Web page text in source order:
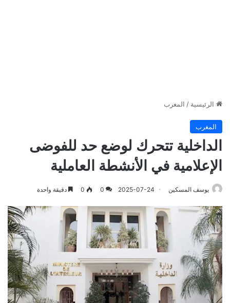
الرئيسية / المغرب
المغرب
الداخلية تتحرك لوضع حد للفوضى
الإعلامية في الأنشطة العاملية
يوسف المسكين 2025-07-24
0
0 دقيقة واحدة